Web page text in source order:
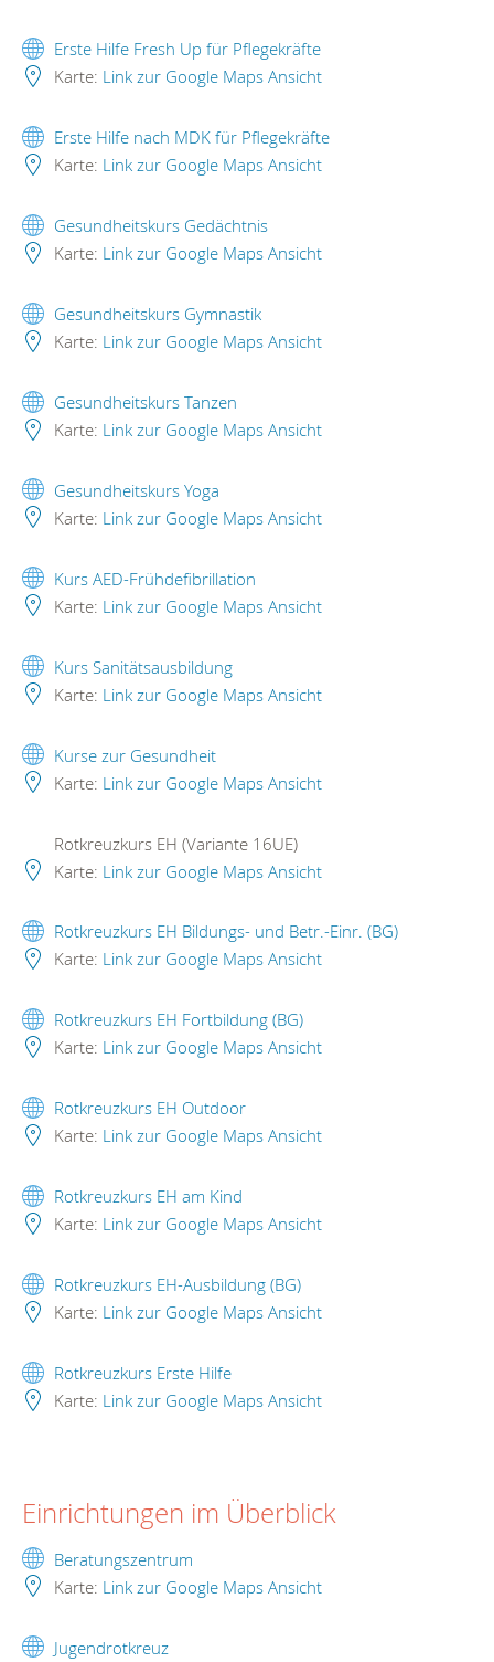
Erste Hilfe Fresh Up für Pflegekräfte
Karte: Link zur Google Maps Ansicht
Erste Hilfe nach MDK für Pflegekräfte
Karte: Link zur Google Maps Ansicht
Gesundheitskurs Gedächtnis
Karte: Link zur Google Maps Ansicht
Gesundheitskurs Gymnastik
Karte: Link zur Google Maps Ansicht
Gesundheitskurs Tanzen
Karte: Link zur Google Maps Ansicht
Gesundheitskurs Yoga
Karte: Link zur Google Maps Ansicht
Kurs AED-Frühdefibrillation
Karte: Link zur Google Maps Ansicht
Kurs Sanitätsausbildung
Karte: Link zur Google Maps Ansicht
Kurse zur Gesundheit
Karte: Link zur Google Maps Ansicht
Rotkreuzkurs EH (Variante 16UE)
Karte: Link zur Google Maps Ansicht
Rotkreuzkurs EH Bildungs- und Betr.-Einr. (BG)
Karte: Link zur Google Maps Ansicht
Rotkreuzkurs EH Fortbildung (BG)
Karte: Link zur Google Maps Ansicht
Rotkreuzkurs EH Outdoor
Karte: Link zur Google Maps Ansicht
Rotkreuzkurs EH am Kind
Karte: Link zur Google Maps Ansicht
Rotkreuzkurs EH-Ausbildung (BG)
Karte: Link zur Google Maps Ansicht
Rotkreuzkurs Erste Hilfe
Karte: Link zur Google Maps Ansicht
Einrichtungen im Überblick
Beratungszentrum
Karte: Link zur Google Maps Ansicht
Jugendrotkreuz